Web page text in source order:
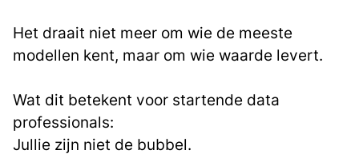
Het draait niet meer om wie de meeste
modellen kent, maar om wie waarde levert.
Wat dit betekent voor startende data
professionals:
Jullie zijn niet de bubbel.